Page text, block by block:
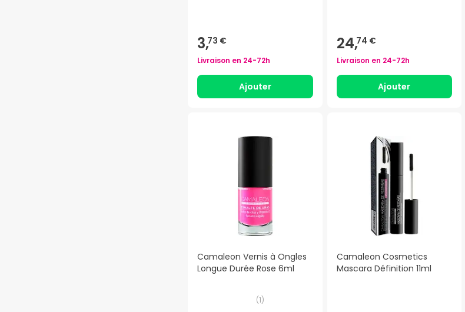
3,73 €
Livraison en 24-72h
Ajouter
24,74 €
Livraison en 24-72h
Ajouter
Camaleon Vernis à Ongles
Longue Durée Rose 6ml
(1)
Camaleon Cosmetics
Mascara Définition 11ml